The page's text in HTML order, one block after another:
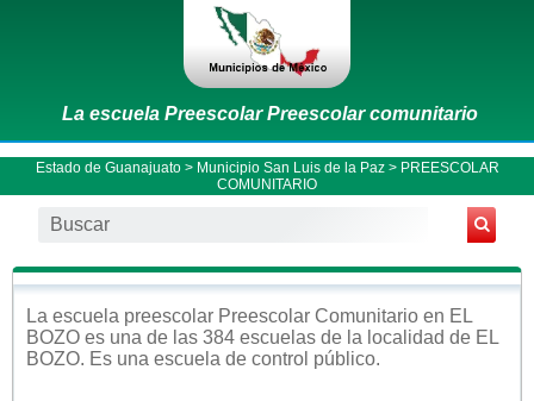
La escuela Preescolar Preescolar comunitario
Estado de Guanajuato> Municipio San Luis de la Paz> PREESCOLAR
COMUNITARIO
La escuela preescolar Preescolar Comunitario en EL
BOZO es una de las 384 escuelas de la localidad de EL
BOZO. Es una escuela de control público.